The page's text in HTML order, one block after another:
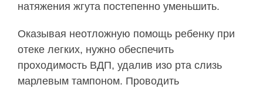
натяжения жгута постепенно уменьшить.
Оказывая неотложную помощь ребенку при
отеке легких, нужно обеспечить
проходимость ВДП, удалив изо рта слизь
марлевым тампоном. Проводить